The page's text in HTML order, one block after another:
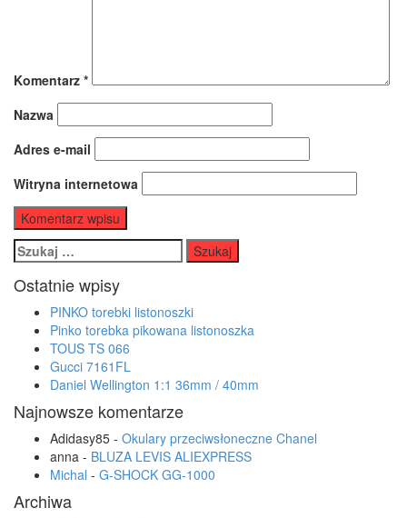
Komentarz *
Nazwa
Adres e-mail
Witryna internetowa
Szukaj:
Ostatnie wpisy
PINKO torebki listonoszki
Pinko torebka pikowana listonoszka
TOUS TS 066
Gucci 7161FL
Daniel Wellington 1:1 36mm / 40mm
Najnowsze komentarze
Adidasy85 - Okulary przeciwsłoneczne Chanel
anna - BLUZA LEVIS ALIEXPRESS
Michal - G-SHOCK GG-1000
Archiwa